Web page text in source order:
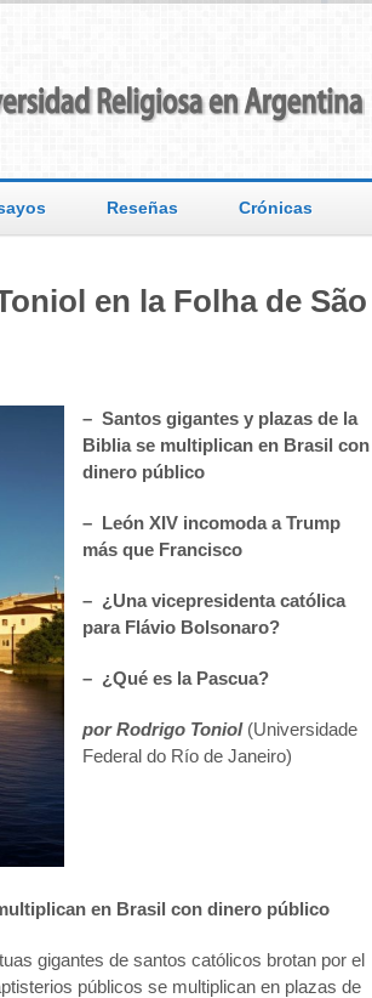
Reseñas Crónicas
en la Folha de São
– Santos gigantes y plazas de la
Biblia se multiplican en Brasil con
dinero público
– León XIV incomoda a Trump
más que Francisco
– ¿ Una vicepresidenta católica
para Flávio Bolsonaro?
– ¿Qué es la Pascua?
por Rodrigo Toniol(Universidade
Federal do Río de Janeiro)
en Brasil con dinero público
gigantes de santos católicos brotan por el
públicos se multiplican en plazas de